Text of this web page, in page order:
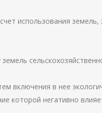
использования
включения в нее
которой негативно